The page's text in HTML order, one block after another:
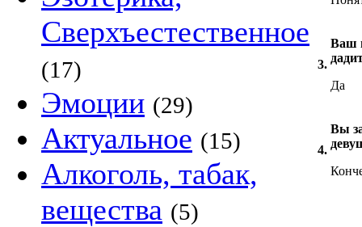
Сверхъестественное
(17)
Эмоции (29)
Актуальное (15)
Алкоголь, табак,
вещества (5)
3.
Ваш
Да
4.
Вы